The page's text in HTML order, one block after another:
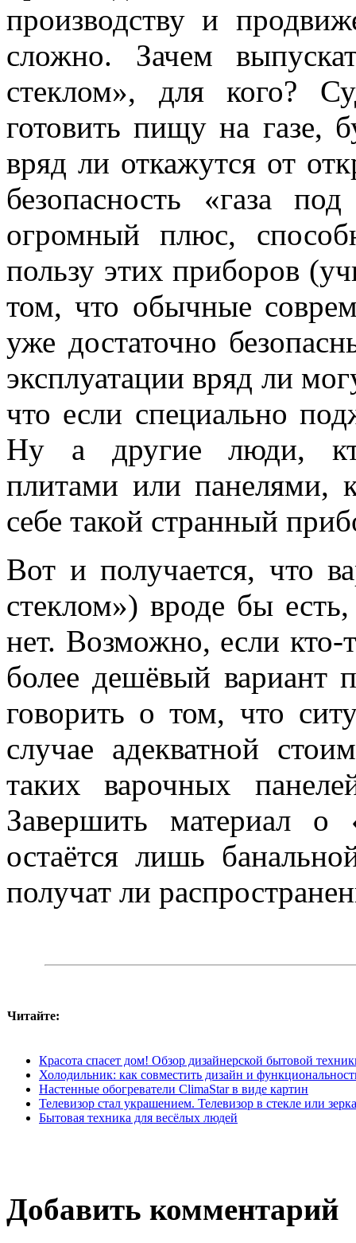
производству и
сложно. Зачем
стеклом», для кого?
готовить пищу на газе,
вряд ли откажутся от
безопасность «газа
огромный плюс,
пользу этих приборов
том, что обычные
уже достаточно
эксплуатации вряд ли
что если специально
Ну а другие люди, кто
плитами или панелями,
себе такой странный
Вот и получается, что
стеклом») вроде бы
нет. Возможно, если кто-
более дешёвый вариант
говорить о том, что
случае адекватной
таких варочных
Завершить материал о
остаётся лишь
получат ли
Читайте:
Красота спасет дом! Обзор дизайнерской бытовой
Холодильник: как совместить дизайн и
Настенные обогреватели ClimaStar в виде картин
Телевизор стал украшением. Телевизор в стекле или
Бытовая техника для весёлых людей
Добавить комментарий